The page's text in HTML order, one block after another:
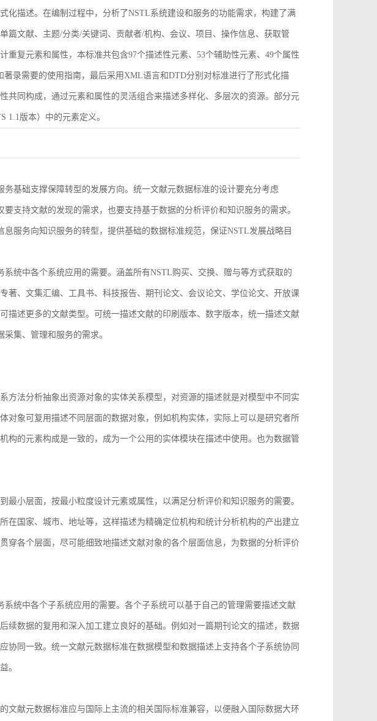
化描述。在编制过程中，分析了NSTL系统建设和服务的功能需求，构建了满
篇文献、主题/分类/关键词、贡献者/机构、会议、项目、操作信息、获取管
重复元素和属性，本标准共包含97个描述性元素、53个辅助性元素、49个属性
录需要的使用指南，最后采用XML语言和DTD分别对标准进行了形式化描
共同构成，通过元素和属性的灵活组合来描述多样化、多层次的资源。部分元
1.1版本）中的元素定义。
基础支撑保障转型的发展方向。统一文献元数据标准的设计要充分考虑
支持文献的发现的需求，也要支持基于数据的分析评价和知识服务的需求。
服务向知识服务的转型，提供基础的数据标准规范，保证NSTL发展战略目
统中各个系统应用的需要。涵盖所有NSTL购买、交换、赠与等方式获取的
著、文集汇编、工具书、科技报告、期刊论文、会议论文、学位论文、开放课
描述更多的文献类型。可统一描述文献的印刷版本、数字版本，统一描述文献
集、管理和服务的需求。
方法分析抽象出资源对象的实体关系模型，对资源的描述就是对模型中不同实
对象可复用描述不同层面的数据对象，例如机构实体，实际上可以是研究者所
构的元素构成是一致的，成为一个公用的实体模块在描述中使用。也为数据管
最小层面，按最小粒度设计元素或属性，以满足分析评价和知识服务的需要。
在国家、城市、地址等，这样描述为精确定位机构和统计分析机构的产出建立
穿各个层面，尽可能细致地描述文献对象的各个层面信息，为数据的分析评价
统中各个子系统应用的需要。各个子系统可以基于自己的管理需要描述文献
续数据的复用和深入加工建立良好的基础。例如对一篇期刊论文的描述，数据
协同一致。统一文献元数据标准在数据模型和数据描述上支持各个子系统协同
。
文献元数据标准应与国际上主流的相关国际标准兼容，以便融入国际数据大环